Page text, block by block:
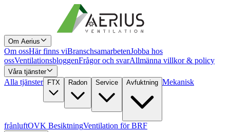
Om Aerius
Om ossHär finns viBranschsamarbetenJobba hos
ossVentilationsbloggenFrågor och svarAllmänna villkor & policy
Våra tjänster
Alla tjänster FTX Radon Service Avfuktning Mekanisk
frånluftOVK BesiktningVentilation för BRF